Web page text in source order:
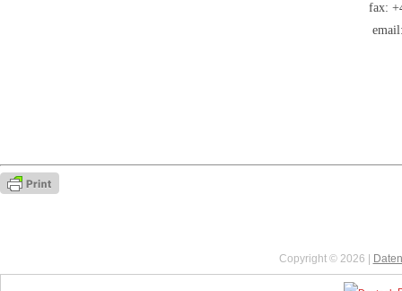
fax:
Copyright © 2026 |